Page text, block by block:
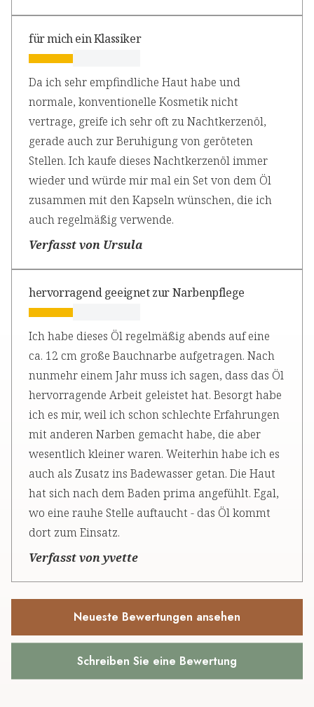
für mich ein Klassiker
Da ich sehr empfindliche Haut habe und
normale, konventionelle Kosmetik nicht
vertrage, greife ich sehr oft zu Nachtkerzenöl,
gerade auch zur Beruhigung von geröteten
Stellen. Ich kaufe dieses Nachtkerzenöl immer
wieder und würde mir mal ein Set von dem Öl
zusammen mit den Kapseln wünschen, die ich
auch regelmäßig verwende.
Verfasst von Ursula
hervorragend geeignet zur Narbenpflege
Ich habe dieses Öl regelmäßig abends auf eine
ca. 12 cm große Bauchnarbe aufgetragen. Nach
nunmehr einem Jahr muss ich sagen, dass das Öl
hervorragende Arbeit geleistet hat. Besorgt habe
ich es mir, weil ich schon schlechte Erfahrungen
mit anderen Narben gemacht habe, die aber
wesentlich kleiner waren. Weiterhin habe ich es
auch als Zusatz ins Badewasser getan. Die Haut
hat sich nach dem Baden prima angefühlt. Egal,
wo eine rauhe Stelle auftaucht - das Öl kommt
dort zum Einsatz.
Verfasst von yvette
Neueste Bewertungen ansehen
Schreiben Sie eine Bewertung